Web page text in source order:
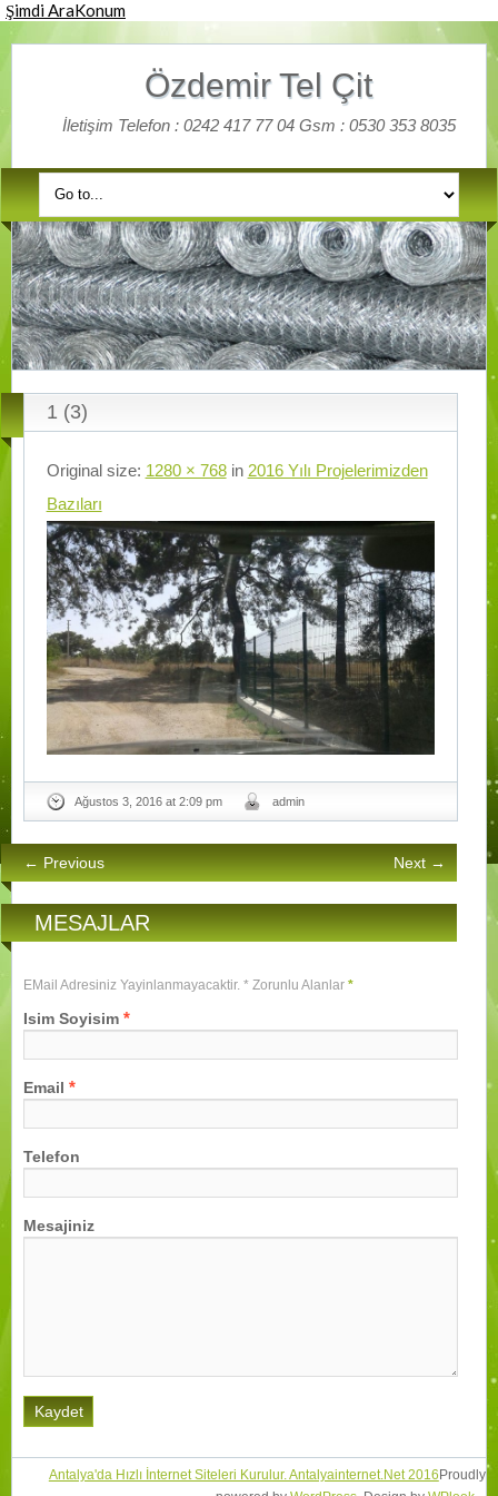
Şimdi AraKonum
Özdemir Tel Çit
İletişim Telefon : 0242 417 77 04 Gsm : 0530 353 8035
1 (3)
Original size: 1280 × 768in 2016 Yılı Projelerimizden
Bazıları
Ağustos 3, 2016 at 2:09 pm admin
← Previous Next →
MESAJLAR
EMail Adresiniz Yayinlanmayacaktir. * Zorunlu Alanlar *
Isim Soyisim *
Email *
Telefon
Mesajiniz
Antalya'da Hızlı İnternet Siteleri Kurulur. Antalyainternet.Net 2016 Proudly